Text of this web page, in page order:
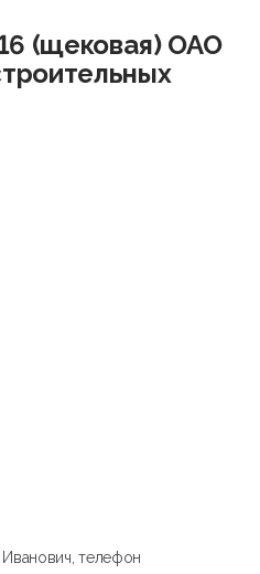
(щековая) ОАО
телефон